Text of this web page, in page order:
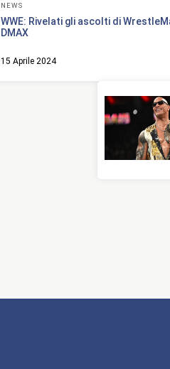
NEWS
WWE: Rivelati gli ascolti di
DMAX
15 Aprile 2024